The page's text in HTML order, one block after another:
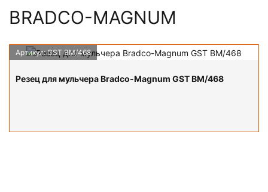
BRADCO-MAGNUM
Каталог резцов для
Артикул: GST BM/468
ПОДРОБНЕЕ
Резец для мульчера Bradco-Magnum GST BM/468